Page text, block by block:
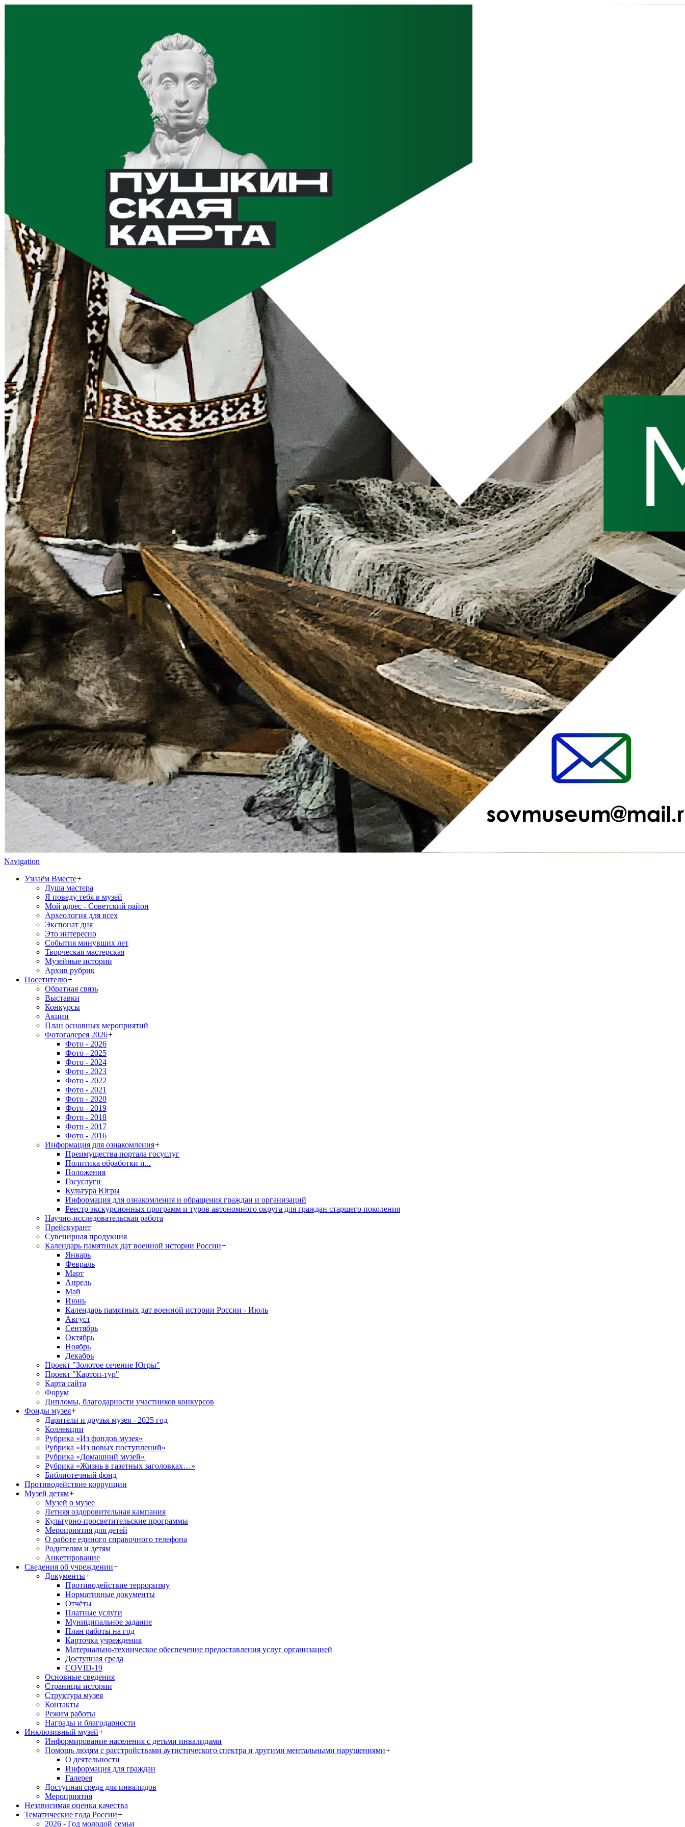
Navigation
Узнаём Вместе+
Душа мастера
Я поведу тебя в музей
Мой адрес - Советский район
Археология для всех
Экспонат дня
Это интересно
События минувших лет
Творческая мастерская
Музейные истории
Архив рубрик
Посетителю+
Обратная связь
Выставки
Конкурсы
Акции
План основных мероприятий
Фотогалерея 2026+
Фото - 2026
Фото - 2025
Фото - 2024
Фото - 2023
Фото - 2022
Фото - 2021
Фото - 2020
Фото - 2019
Фото - 2018
Фото - 2017
Фото - 2016
Информация для ознакомления+
Преимущества портала госуслуг
Политика обработки п...
Положения
Госуслуги
Культура Югры
Информация для ознакомления и обращения граждан и организаций
Реестр экскурсионных программ и туров автономного округа для граждан старшего поколения
Научно-исследовательская работа
Прейскурант
Сувенирная продукция
Календарь памятных дат военной истории России+
Январь
Февраль
Март
Апрель
Май
Июнь
Календарь памятных дат военной истории России - Июль
Август
Сентябрь
Октябрь
Ноябрь
Декабрь
Проект "Золотое сечение Югры"
Проект "Картоп-тур"
Карта сайта
Форум
Дипломы, благодарности участников конкурсов
Фонды музея+
Дарители и друзья музея - 2025 год
Коллекции
Рубрика «Из фондов музея»
Рубрика «Из новых поступлений»
Рубрика «Домашний музей»
Рубрика «Жизнь в газетных заголовках…»
Библиотечный фонд
Противодействие коррупции
Музей детям+
Музей о музее
Летняя оздоровительная кампания
Культурно-просветительские программы
Мероприятия для детей
О работе единого справочного телефона
Родителям и детям
Анкетирование
Сведения об учреждении+
Документы+
Противодействие терроризму
Нормативные документы
Отчёты
Платные услуги
Муниципальное задание
План работы на год
Карточка учреждения
Материально-техническое обеспечение предоставления услуг организацией
Доступная среда
COVID-19
Основные сведения
Страницы истории
Структура музея
Контакты
Режим работы
Награды и благодарности
Инклюзивный музей+
Информирование населения с детьми инвалидами
Помощь людям с расстройствами аутистического спектра и другими ментальными нарушениями+
О деятельности
Информация для граждан
Галерея
Доступная среда для инвалидов
Мероприятия
Независимая оценка качества
Тематические года России+
2026 - Год молодой семьи